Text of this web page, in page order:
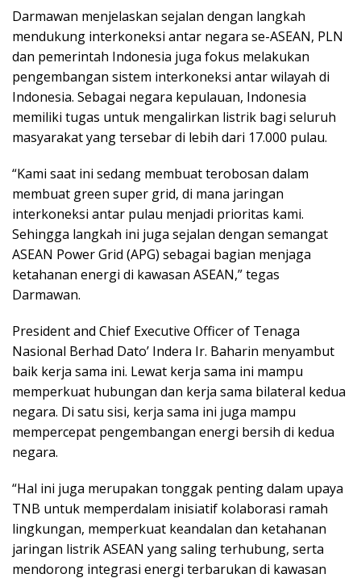
Darmawan menjelaskan sejalan dengan langkah
mendukung interkoneksi antar negara se-ASEAN, PLN
dan pemerintah Indonesia juga fokus melakukan
pengembangan sistem interkoneksi antar wilayah di
Indonesia. Sebagai negara kepulauan, Indonesia
memiliki tugas untuk mengalirkan listrik bagi seluruh
masyarakat yang tersebar di lebih dari 17.000 pulau.
“Kami saat ini sedang membuat terobosan dalam
membuat green super grid, di mana jaringan
interkoneksi antar pulau menjadi prioritas kami.
Sehingga langkah ini juga sejalan dengan semangat
ASEAN Power Grid (APG) sebagai bagian menjaga
ketahanan energi di kawasan ASEAN,” tegas
Darmawan.
President and Chief Executive Officer of Tenaga
Nasional Berhad Dato’ Indera Ir. Baharin menyambut
baik kerja sama ini. Lewat kerja sama ini mampu
memperkuat hubungan dan kerja sama bilateral kedua
negara. Di satu sisi, kerja sama ini juga mampu
mempercepat pengembangan energi bersih di kedua
negara.
“Hal ini juga merupakan tonggak penting dalam upaya
TNB untuk memperdalam inisiatif kolaborasi ramah
lingkungan, memperkuat keandalan dan ketahanan
jaringan listrik ASEAN yang saling terhubung, serta
mendorong integrasi energi terbarukan di kawasan